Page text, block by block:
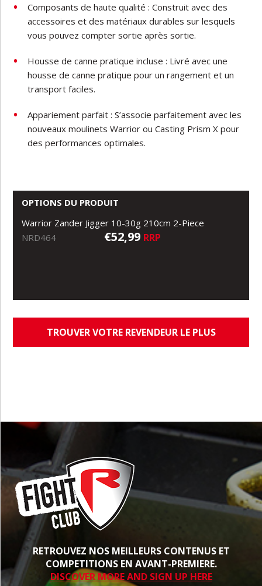
Composants de haute qualité : Construit avec des
accessoires et des matériaux durables sur lesquels
vous pouvez compter sortie après sortie.
Housse de canne pratique incluse : Livré avec une
housse de canne pratique pour un rangement et un
transport faciles.
Appariement parfait : S’associe parfaitement avec les
nouveaux moulinets Warrior ou Casting Prism X pour
des performances optimales.
OPTIONS DU PRODUIT
Warrior Zander Jigger 10-30g 210cm 2-Piece
NRD464
€52,99 RRP
TROUVER VOTRE REVENDEUR LE PLUS
RETROUVEZ NOS MEILLEURS CONTENUS ET
COMPETITIONS EN AVANT-PREMIERE.
DISCOVER MORE AND SIGN UP HERE